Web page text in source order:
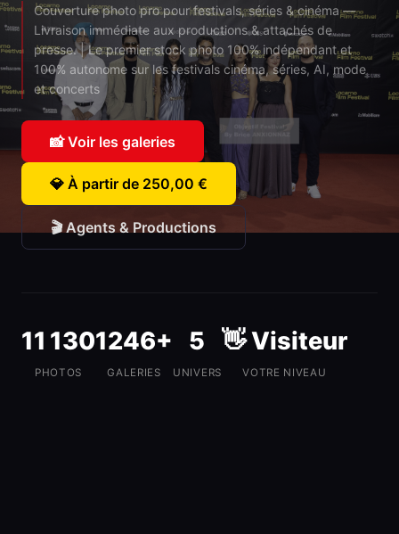
Couverture photo pro pour festivals, séries & cinéma —
Livraison immédiate aux productions & attachés de
presse. | Le premier stock photo 100% indépendant et
100% autonome sur les festivals cinéma, séries, AI, mode
et concerts
📸 Voir les galeries
💎 À partir de 250,00 €
🎬 Agents & Productions
11 130
PHOTOS
1246+
GALERIES
5
UNIVERS
👋 Visiteur
VOTRE NIVEAU